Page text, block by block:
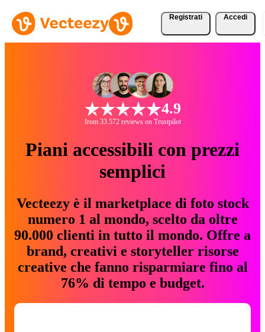
Registrati Accedi
4.9
from 33.572 reviews on Trustpilot
Piani accessibili con prezzi
semplici
Vecteezy è il marketplace di foto stock
numero 1 al mondo, scelto da oltre
90.000 clienti in tutto il mondo. Offre a
brand, creativi e storyteller risorse
creative che fanno risparmiare fino al
76% di tempo e budget.